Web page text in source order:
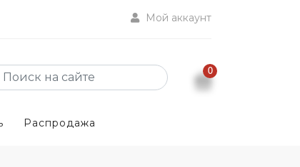
Мой аккаунт
0
Распродажа